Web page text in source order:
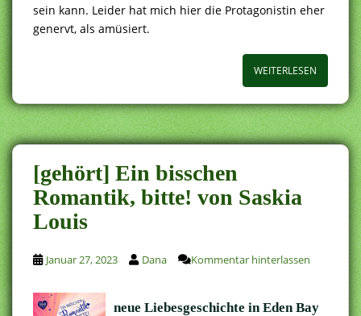
sein kann. Leider hat mich hier die Protagonistin eher
genervt, als amüsiert.
WEITERLESEN
[gehört] Ein bisschen
Romantik, bitte! von Saskia
Louis
Januar 27, 2023 Dana Kommentar hinterlassen
neue Liebesgeschichte in Eden Bay